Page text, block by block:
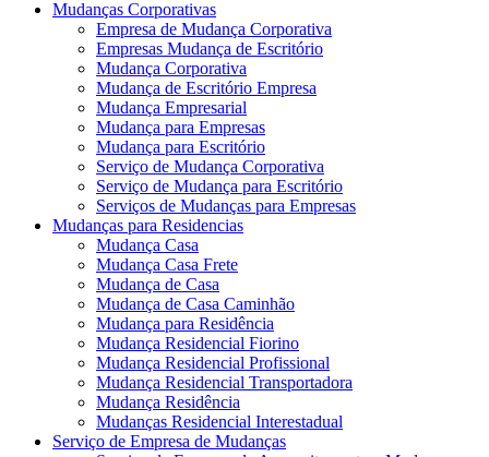
Mudanças Corporativas
Empresa de Mudança Corporativa
Empresas Mudança de Escritório
Mudança Corporativa
Mudança de Escritório Empresa
Mudança Empresarial
Mudança para Empresas
Mudança para Escritório
Serviço de Mudança Corporativa
Serviço de Mudança para Escritório
Serviços de Mudanças para Empresas
Mudanças para Residencias
Mudança Casa
Mudança Casa Frete
Mudança de Casa
Mudança de Casa Caminhão
Mudança para Residência
Mudança Residencial Fiorino
Mudança Residencial Profissional
Mudança Residencial Transportadora
Mudança Residência
Mudanças Residencial Interestadual
Serviço de Empresa de Mudanças